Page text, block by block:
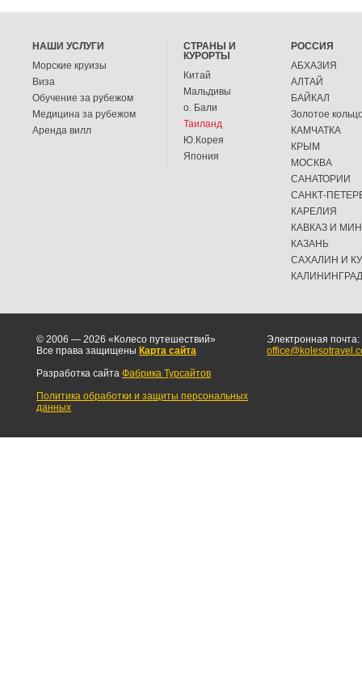
НАШИ УСЛУГИ
Морские круизы
Виза
Обучение за рубежом
Медицина за рубежом
Аренда вилл
СТРАНЫ И
КУРОРТЫ
Китай
Мальдивы
о. Бали
Таиланд
Ю.Корея
Япония
РОССИЯ
АБХАЗИЯ
АЛТАЙ
БАЙКАЛ
Золотое
КАМЧАТКА
КРЫМ
МОСКВА
САНАТОРИИ
САНКТ-
КАРЕЛИЯ
КАВКАЗ И
КАЗАНЬ
САХАЛИН И
КАЛИНИНГРАД
© 2006 — 2026 «Колесо путешествий»
Все права защищены Карта сайта
Разработка сайта Фабрика Турсайтов
Политика обработки и защиты персональных
данных
Электронная почта: